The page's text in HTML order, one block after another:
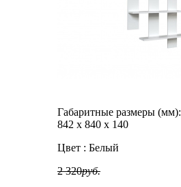
Габаритные размеры (мм):
842 х 840 х 140
Цвет : Белый
2 320руб.